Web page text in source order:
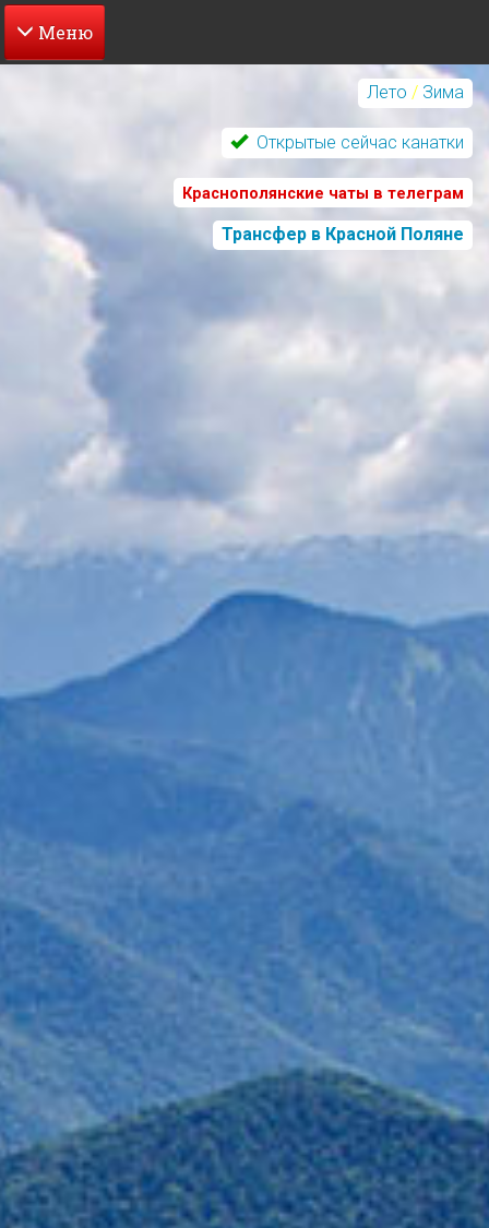
Перейти
содержанию
Лето / Зима
Открытые сейчас канатки
Краснополянские чаты в телеграм
Трансфер в Красной Поляне